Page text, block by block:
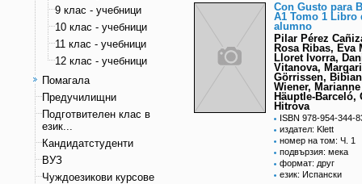
9 клас - учебници
10 клас - учебници
11 клас - учебници
12 клас - учебници
Помагала
Предучилищни
Подготвителен клас в
език...
Кандидатстуденти
ВУЗ
Чуждоезикови курсове
Con Gusto para
A1 Tomo 1 Libro
alumno
Pilar Pérez
Rosa Ribas, Eva
Lloret Ivorra,
Vitanovа,
Görrissen,
Wiener, Marianne
Häuptle-Barceló,
Hitrova
ISBN 978-954-344-
издател: Klett
номер на том: Ч. 1
подвързия: мека
формат: друг
език: Испански